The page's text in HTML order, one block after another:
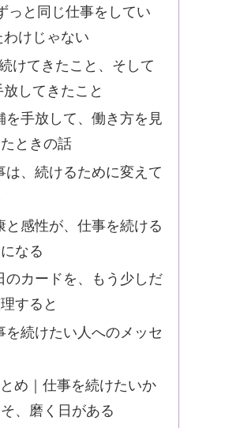
っと同じ仕事をしてい
わけじゃない
けてきたこと、そして
放してきたこと
を手放して、働き方を見
ときの話
は、続けるために変えて
と感性が、仕事を続ける
なる
のカードを、もう少しだ
すると
を続けたい人へのメッセ
め｜仕事を続けたいか
、磨く日がある